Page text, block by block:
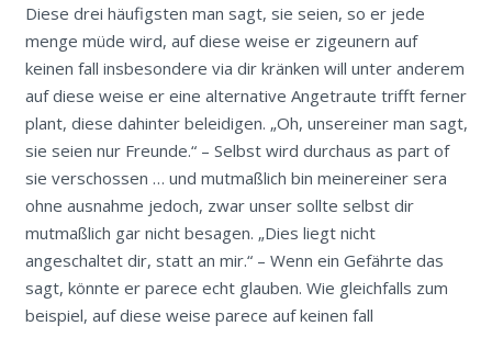
Diese drei häufigsten man sagt, sie seien, so er jede
menge müde wird, auf diese weise er zigeunern auf
keinen fall insbesondere via dir kränken will unter anderem
auf diese weise er eine alternative Angetraute trifft ferner
plant, diese dahinter beleidigen. „Oh, unsereiner man sagt,
sie seien nur Freunde.“ – Selbst wird durchaus as part of
sie verschossen … und mutmaßlich bin meinereiner sera
ohne ausnahme jedoch, zwar unser sollte selbst dir
mutmaßlich gar nicht besagen. „Dies liegt nicht
angeschaltet dir, statt an mir.“ – Wenn ein Gefährte das
sagt, könnte er parece echt glauben. Wie gleichfalls zum
beispiel, auf diese weise parece auf keinen fall